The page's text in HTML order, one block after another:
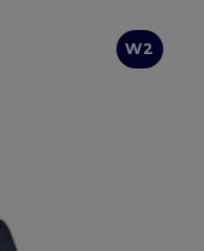
W2